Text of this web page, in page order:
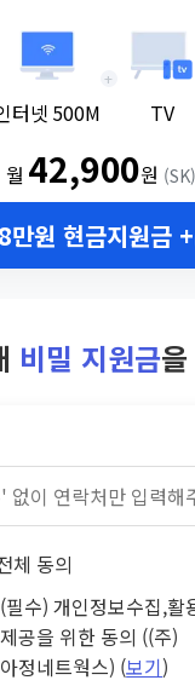
터넷 500M
+
TV
월 42,900원 (SK)
만원 현금지원금
비밀 지원금
체 동의
(필수) 개인정보수집,활
제공을 위한 동의 ((주)
아정네트웍스) (보기)